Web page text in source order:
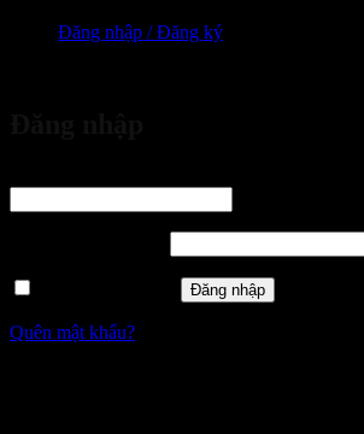
Đăng nhập / Đăng ký
Đăng nhập
Quên mật khẩu?